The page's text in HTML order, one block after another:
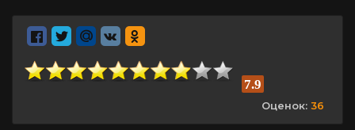
7.9
Оценок: 36